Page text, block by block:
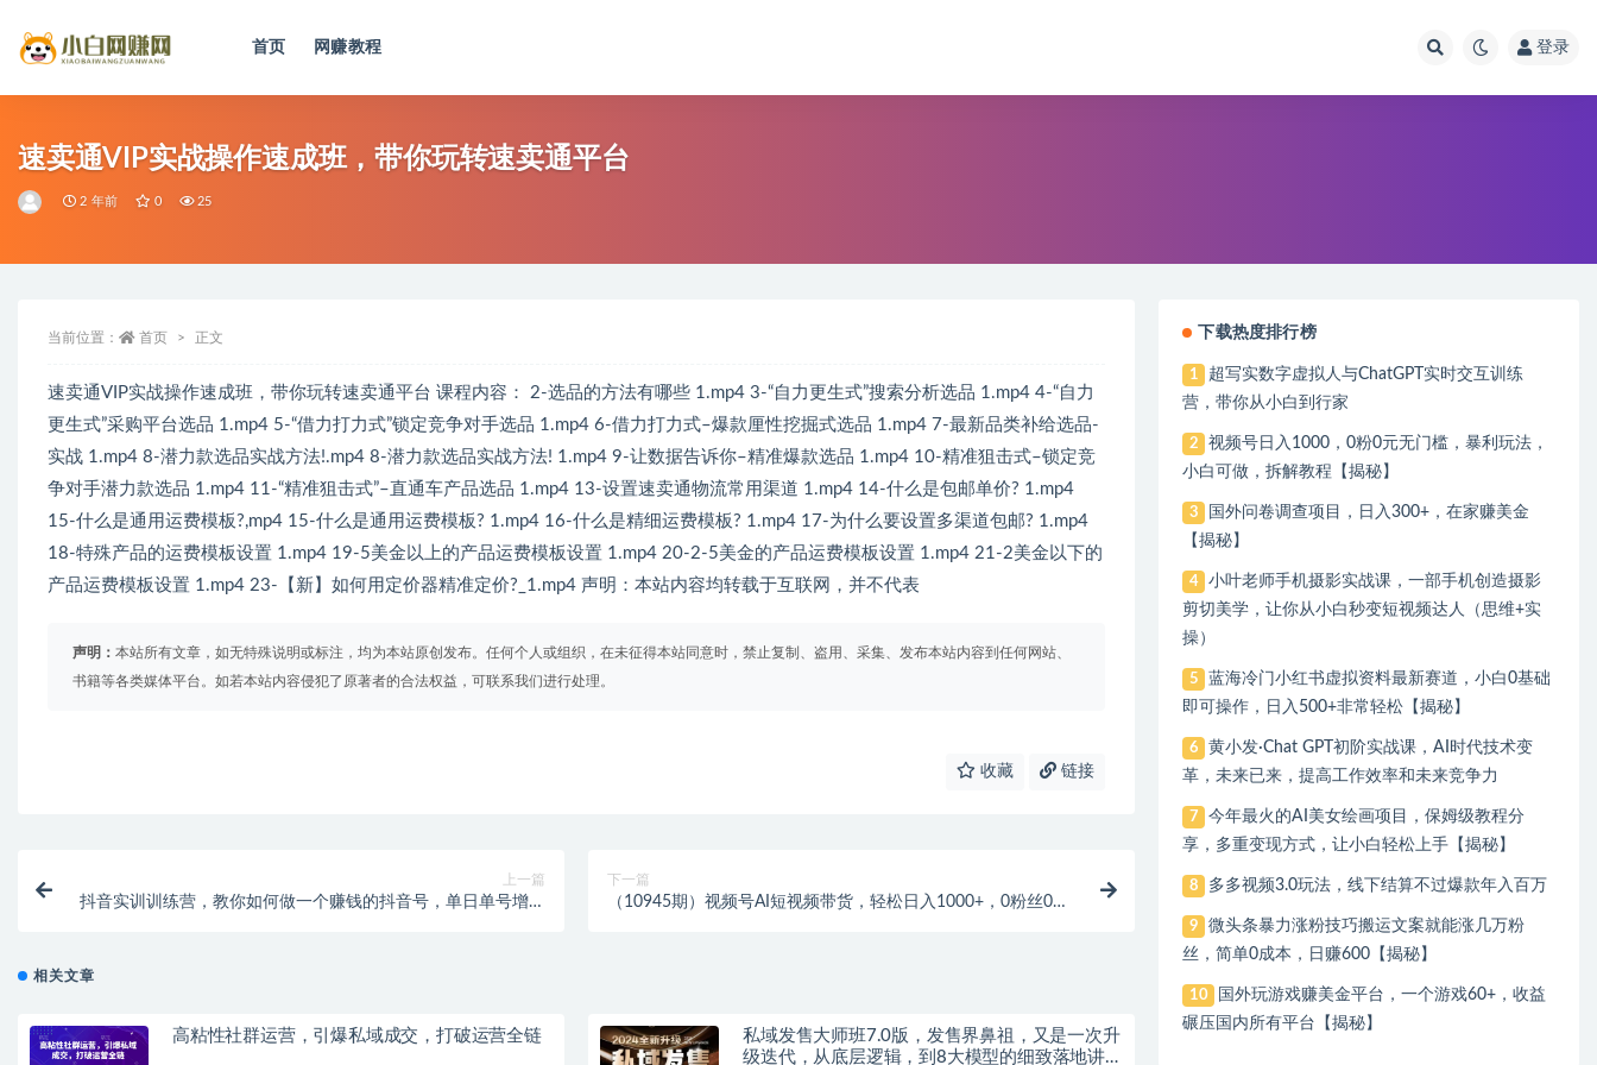
首页 网赚教程 登录
速卖通VIP实战操作速成班，带你玩转速卖通平台
2 年前 0 25
当前位置： 首页 正文
速卖通VIP实战操作速成班，带你玩转速卖通平台 课程内容： 2-选品的方法有哪些 1.mp4 3-“自力更生式”搜索分析选品 1.mp4 4-“自力
更生式”采购平台选品 1.mp4 5-“借力打力式”锁定竞争对手选品 1.mp4 6-借力打力式–爆款厘性挖掘式选品 1.mp4 7-最新品类补给选品-
实战 1.mp4 8-潜力款选品实战方法!.mp4 8-潜力款选品实战方法! 1.mp4 9-让数据告诉你–精准爆款选品 1.mp4 10-精准狙击式–锁定竞
争对手潜力款选品 1.mp4 11-“精准狙击式”–直通车产品选品 1.mp4 13-设置速卖通物流常用渠道 1.mp4 14-什么是包邮单价? 1.mp4
15-什么是通用运费模板?,mp4 15-什么是通用运费模板? 1.mp4 16-什么是精细运费模板? 1.mp4 17-为什么要设置多渠道包邮? 1.mp4
18-特殊产品的运费模板设置 1.mp4 19-5美金以上的产品运费模板设置 1.mp4 20-2-5美金的产品运费模板设置 1.mp4 21-2美金以下的
产品运费模板设置 1.mp4 23-【新】如何用定价器精准定价?_1.mp4 声明：本站内容均转载于互联网，并不代表
声明： 本站所有文章，如无特殊说明或标注，均为本站原创发布。任何个人或组织，在未征得本站同意时，禁止复制、盗用、采集、发布本站内容到任何网站、
书籍等各类媒体平台。如若本站内容侵犯了原著者的合法权益，可联系我们进行处理。
收藏 链接
上一篇
抖音实训训练营，教你如何做一个赚钱的抖音号，单日单号增粉
下一篇
（10945期）视频号AI短视频带货，轻松日入1000+，0粉丝0基
相关文章
高粘性社群运营，引爆私域成交，打破运营全链
私域发售大师班7.0版，发售界鼻祖，又是一次升
级迭代，从底层逻辑，到8大模型的细致落地讲解
下载热度排行榜
1
超写实数字虚拟人与ChatGPT实时交互训练
营，带你从小白到行家
2
视频号日入1000，0粉0元无门槛，暴利玩法，
小白可做，拆解教程【揭秘】
3
国外问卷调查项目，日入300+，在家赚美金
【揭秘】
4
小叶老师手机摄影实战课，一部手机创造摄影
剪切美学，让你从小白秒变短视频达人（思维+实
操）
5
蓝海冷门小红书虚拟资料最新赛道，小白0基础
即可操作，日入500+非常轻松【揭秘】
6
黄小发·Chat GPT初阶实战课，​AI时代技术变
革，未来已来，提高工作效率和未来竞争力
7
今年最火的AI美女绘画项目，保姆级教程分
享，多重变现方式，让小白轻松上手【揭秘】
8 多多视频3.0玩法，线下结算不过爆款年入百万
9
微头条暴力涨粉技巧搬运文案就能涨几万粉
丝，简单0成本，日赚600【揭秘】
10
国外玩游戏赚美金平台，一个游戏60+，收益
碾压国内所有平台【揭秘】